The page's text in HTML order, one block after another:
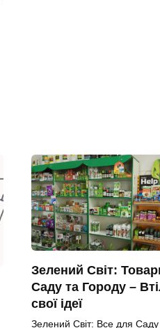
Зелений Світ:
Саду та Городу –
свої ідеї
Зелений Світ: Все для Саду